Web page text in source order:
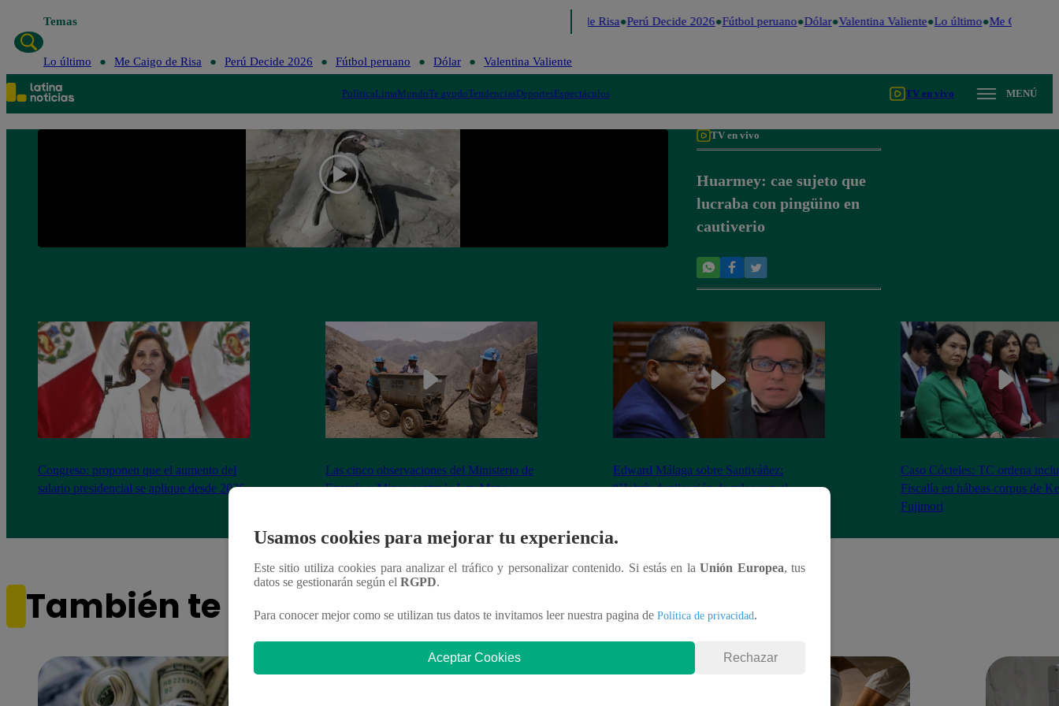
Temas Me Caigo de Risa Perú Decide 2026 Fútbol peruano Dólar Valentina Valiente Lo último Me Caigo de
Lo último Me Caigo de Risa Perú Decide 2026 Fútbol peruano Dólar Valentina Valiente
PolíticaLimaMundoTe ayudoTendenciasDeportesEspectáculos TV en vivo MENÚ
TV en vivo
Huarmey: cae sujeto que
lucraba con pingüino en
cautiverio
Congreso: proponen que el aumento del
salario presidencial se aplique desde 2026
Las cinco observaciones del Ministerio de
Energía y Minas contra la Ley Mape
Edward Málaga sobre Santiváñez:
“Habría duplicación de roles con el
Caso Cócteles: TC ordena
Fiscalía en hábeas corpus de
Fujimori
También te puede interesar
Usamos cookies para mejorar tu experiencia.
Este sitio utiliza cookies para analizar el tráfico y personalizar contenido. Si estás en laUnión Europea, tus
datos se gestionarán según el RGPD.
Para conocer mejor como se utilizan tus datos te invitamos leer nuestra pagina de Política de privacidad.
Aceptar Cookies Rechazar